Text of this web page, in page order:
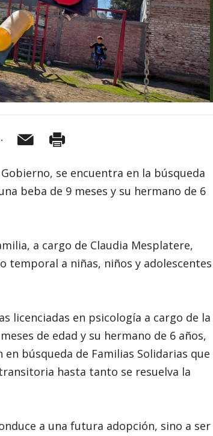
se encuentra en la búsqueda
beba de 9 meses y su hermano de 6
a cargo de Claudia Mesplatere,
a niñas, niños y adolescentes
licenciadas en psicología a cargo de la
de edad y su hermano de 6 años,
búsqueda de Familias Solidarias que
hasta tanto se resuelva la
a una futura adopción, sino a ser